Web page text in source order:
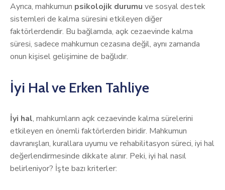
Ayrıca, mahkumun psikolojik durumu ve sosyal destek
sistemleri de kalma süresini etkileyen diğer
faktörlerdendir. Bu bağlamda, açık cezaevinde kalma
süresi, sadece mahkumun cezasına değil, aynı zamanda
onun kişisel gelişimine de bağlıdır.
İyi Hal ve Erken Tahliye
İyi hal, mahkumların açık cezaevinde kalma sürelerini
etkileyen en önemli faktörlerden biridir. Mahkumun
davranışları, kurallara uyumu ve rehabilitasyon süreci, iyi hal
değerlendirmesinde dikkate alınır. Peki, iyi hal nasıl
belirleniyor? İşte bazı kriterler: